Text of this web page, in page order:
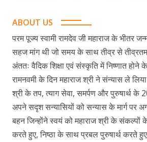
ABOUT US
परम पूज्य स्वामी रामदेव जी महाराज के भीतर
सहज मांग थी जो समय के साथ तीव्र से
अंततः वैदिक शिक्षा एवं संस्कृति में निष्णात होने
रामनवमी के दिन महाराज श्री ने संन्यास ले
श्री के तप, त्याग सेवा, समर्पण और पुरुषार्थ के
अपने सदृश सन्यासियों को सन्यास के मार्ग पर
बहन जिन्होंने स्वयं को महाराज श्री के
करते हुए, निष्ठा के साथ प्रबल पुरुषार्थ करते